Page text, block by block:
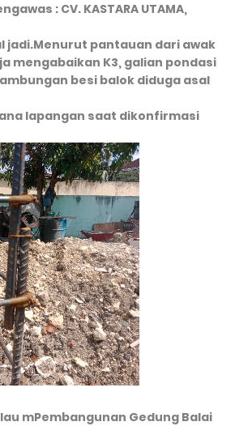
: CV. KASTARA UTAMA,
jadi.Menurut pantauan dari awak
mengabaikan K3, galian pondasi
besi balok diduga asal
lapangan saat dikonfirmasi
mPembangunan Gedung Balai